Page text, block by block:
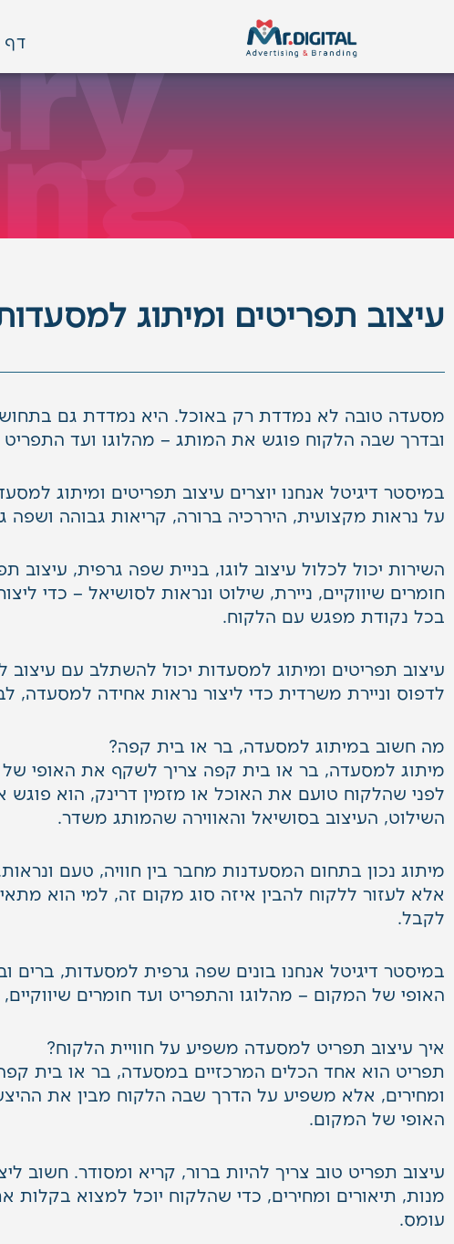
דף
עיצוב תפריטים ומיתוג
מסעדה טובה לא נמדדת רק באוכל. היא נמדדת גם
ובדרך שבה הלקוח פוגש את המותג – מהלוגו ועד
במיסטר דיגיטל אנחנו יוצרים עיצוב תפריטים ומיתוג
על נראות מקצועית, היררכיה ברורה, קריאות גבוהה
השירות יכול לכלול עיצוב לוגו, בניית שפה גרפית, עיצוב
חומרים שיווקיים, ניירת, שילוט ונראות לסושיאל – כדי
בכל נקודת מפגש עם הלקוח.
עיצוב תפריטים ומיתוג למסעדות יכול להשתלב עם עיצוב
לדפוס וניירת משרדית כדי ליצור נראות אחידה למסעדה,
מה חשוב במיתוג למסעדה, בר או בית קפה?
מיתוג למסעדה, בר או בית קפה צריך לשקף את האופי
לפני שהלקוח טועם את האוכל או מזמין דרינק, הוא פוגש
השילוט, העיצוב בסושיאל והאווירה שהמותג משדר.
מיתוג נכון בתחום המסעדנות מחבר בין חוויה, טעם
אלא לעזור ללקוח להבין איזה סוג מקום זה, למי הוא
לקבל.
במיסטר דיגיטל אנחנו בונים שפה גרפית למסעדות,
האופי של המקום – מהלוגו והתפריט ועד חומרים שיווקיים,
איך עיצוב תפריט למסעדה משפיע על חוויית הלקוח?
תפריט הוא אחד הכלים המרכזיים במסעדה, בר או בית
ומחירים, אלא משפיע על הדרך שבה הלקוח מבין את
האופי של המקום.
עיצוב תפריט טוב צריך להיות ברור, קריא ומסודר. חשוב
מנות, תיאורים ומחירים, כדי שהלקוח יוכל למצוא
עומס.